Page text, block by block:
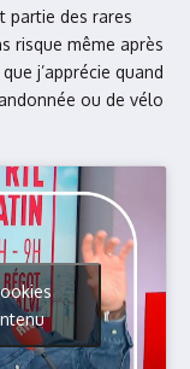
partie des rares
risque même après
j’apprécie quand
ou de vélo